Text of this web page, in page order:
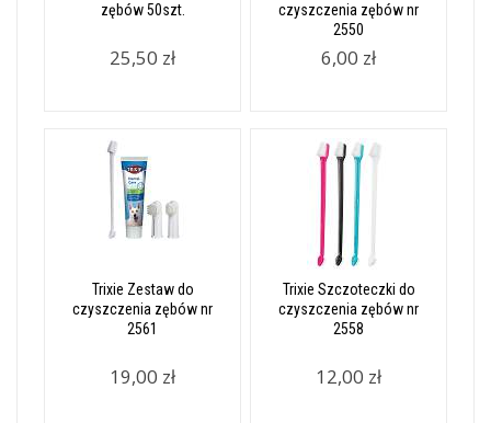
zębów 50szt.
25,50 zł
czyszczenia zębów nr
2550
6,00 zł
Trixie Zestaw do
czyszczenia zębów nr
2561
19,00 zł
Trixie Szczoteczki do
czyszczenia zębów nr
2558
12,00 zł